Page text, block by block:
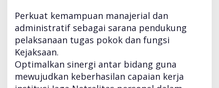
Perkuat kemampuan manajerial dan
administratif sebagai sarana pendukung
pelaksanaan tugas pokok dan fungsi
Kejaksaan.
Optimalkan sinergi antar bidang guna
mewujudkan keberhasilan capaian kerja